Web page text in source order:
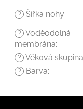
? Šířka nohy:
? Voděodolná
membrána:
? Věková skupina
? Barva: